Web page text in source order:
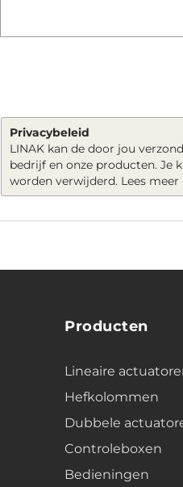
Privacybeleid
LINAK kan de door jou
bedrijf en onze producten. Je
worden verwijderd. Lees meer
Producten
Lineaire
Hefkolommen
Dubbele
Controleboxen
Bedieningen